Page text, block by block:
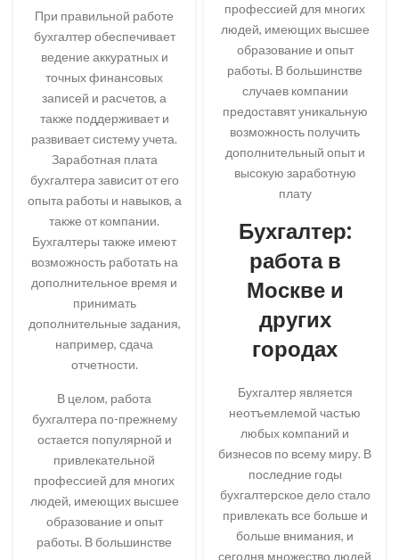
При правильной работе
бухгалтер обеспечивает
ведение аккуратных и
точных финансовых
записей и расчетов, а
также поддерживает и
развивает систему учета.
Заработная плата
бухгалтера зависит от его
опыта работы и навыков, а
также от компании.
Бухгалтеры также имеют
возможность работать на
дополнительное время и
принимать
дополнительные задания,
например, сдача
отчетности.
В целом, работа
бухгалтера по-прежнему
остается популярной и
привлекательной
профессией для многих
людей, имеющих высшее
образование и опыт
работы. В большинстве
профессией для многих
людей, имеющих высшее
образование и опыт
работы. В большинстве
случаев компании
предоставят уникальную
возможность получить
дополнительный опыт и
высокую заработную
плату
Бухгалтер:
работа в
Москве и
других
городах
Бухгалтер является
неотъемлемой частью
любых компаний и
бизнесов по всему миру. В
последние годы
бухгалтерское дело стало
привлекать все больше и
больше внимания, и
сегодня множество людей